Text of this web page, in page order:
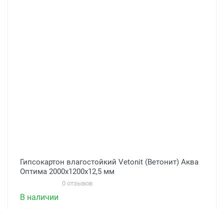
Гипсокартон влагостойкий Vetonit (Ветонит) Аква
Оптима 2000х1200х12,5 мм
0 отзывов
В наличии